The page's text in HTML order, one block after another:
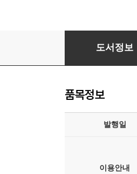
대슬이 밥상
도서정보
품목정보
발행일
이용안내